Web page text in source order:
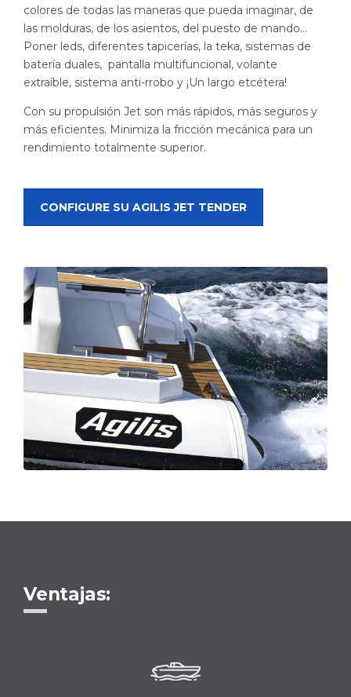
colores de todas las maneras que pueda imaginar, de
las molduras, de los asientos, del puesto de mando…
Poner leds, diferentes tapicerías, la teka, sistemas de
batería duales, pantalla multifuncional, volante
extraíble, sistema anti-rrobo y ¡Un largo etcétera!
Con su propulsión Jet son más rápidos, más seguros y
más eficientes. Minimiza la fricción mecánica para un
rendimiento totalmente superior.
CONFIGURE SU AGILIS JET TENDER
Ventajas: